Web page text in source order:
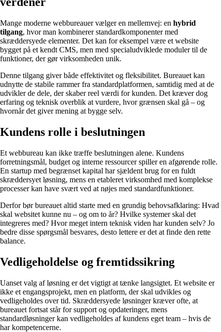
Mange moderne webbureauer vælger en mellemvej: en hybrid
tilgang, hvor man kombinerer standardkomponenter med
skræddersyede elementer. Det kan for eksempel være et website
bygget på et kendt CMS, men med specialudviklede moduler til de
funktioner, der gør virksomheden unik.
Denne tilgang giver både effektivitet og fleksibilitet. Bureauet kan
udnytte de stabile rammer fra standardplatformen, samtidig med at de
udvikler de dele, der skaber reel værdi for kunden. Det kræver dog
erfaring og teknisk overblik at vurdere, hvor grænsen skal gå – og
hvornår det giver mening at bygge selv.
Kundens rolle i beslutningen
Et webbureau kan ikke træffe beslutningen alene. Kundens
forretningsmål, budget og interne ressourcer spiller en afgørende rolle.
En startup med begrænset kapital har sjældent brug for en fuldt
skræddersyet løsning, mens en etableret virksomhed med komplekse
processer kan have svært ved at nøjes med standardfunktioner.
Derfor bør bureauet altid starte med en grundig behovsafklaring: Hvad
skal websitet kunne nu – og om to år? Hvilke systemer skal det
integreres med? Hvor meget intern teknisk viden har kunden selv? Jo
bedre disse spørgsmål besvares, desto lettere er det at finde den rette
balance.
Vedligeholdelse og fremtidssikring
Uanset valg af løsning er det vigtigt at tænke langsigtet. Et website er
ikke et engangsprojekt, men en platform, der skal udvikles og
vedligeholdes over tid. Skræddersyede løsninger kræver ofte, at
bureauet fortsat står for support og opdateringer, mens
standardløsninger kan vedligeholdes af kundens eget team – hvis de
har kompetencerne.